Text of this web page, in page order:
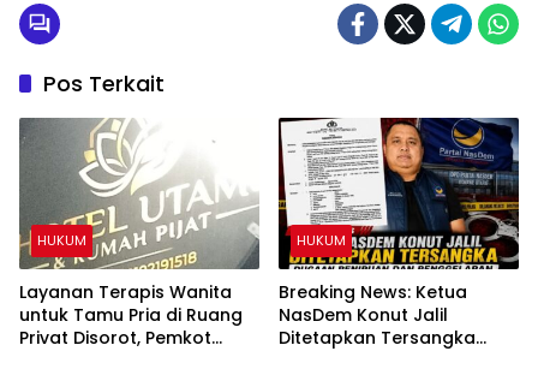
Pos Terkait
HUKUM
Layanan Terapis Wanita
untuk Tamu Pria di Ruang
Privat Disorot, Pemkot
HUKUM
Breaking News: Ketua
NasDem Konut Jalil
Ditetapkan Tersangka